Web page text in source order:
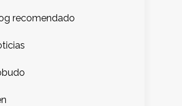
recomendado